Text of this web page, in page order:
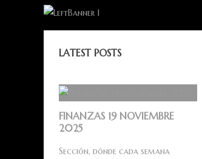
LATEST POSTS
FINANZAS 19 NOVIEMBRE
2025
Sección, dónde cada semana